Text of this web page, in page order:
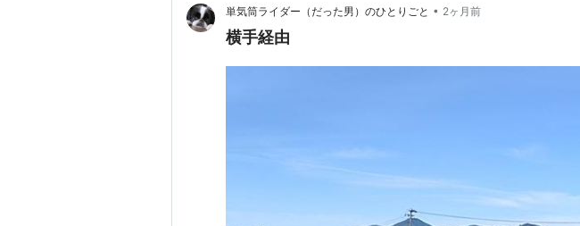
単気筒ライダー（だった男）のひとりごと • 2ヶ月前
横手経由